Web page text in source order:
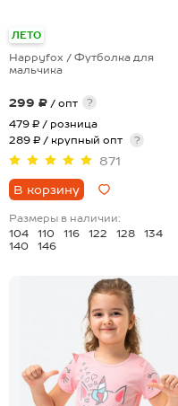
ЛЕТО
Happyfox / Футболка для
мальчика
299 ₽ / опт
?
479 ₽ / розница
289 ₽ / крупный опт
?
871
В корзину
Размеры в наличии:
104
110 116 122 128
134
140
146